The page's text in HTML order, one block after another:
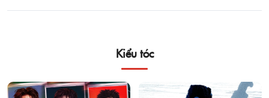
Kiểu tóc